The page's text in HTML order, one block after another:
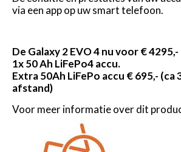
via een app op uw smart telefoon.
De Galaxy 2 EVO 4 nu voor €
1x 50 Ah LiFePo4 accu.
Extra 50Ah LiFePo accu € 695,- (ca
afstand)
Voor meer informatie over dit